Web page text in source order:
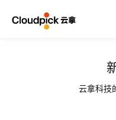
云拿科技